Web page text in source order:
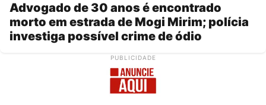
Advogado de 30 anos é encontrado
morto em estrada de Mogi Mirim; polícia
investiga possível crime de ódio
PUBLICIDADE